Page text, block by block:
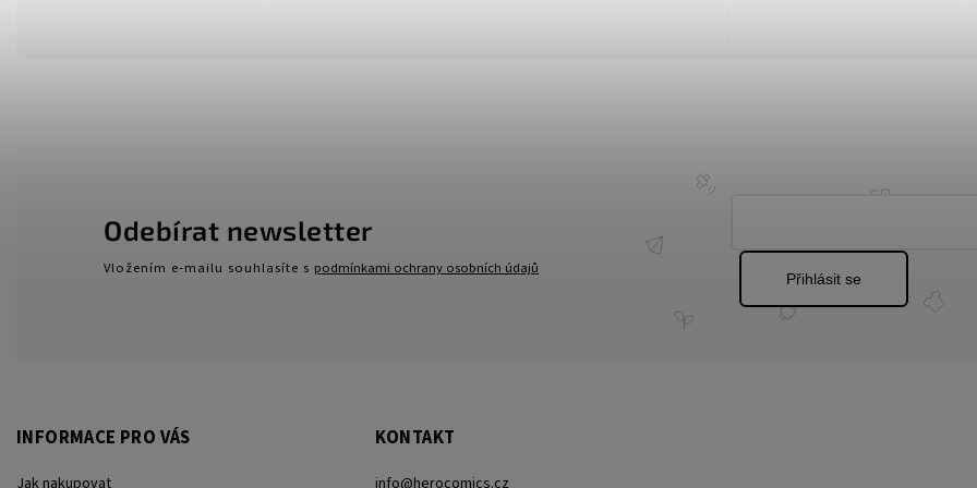
INFORMACE PRO VÁS KONTAKT
Odebírat newsletter
Vložením e-mailu souhlasíte s podmínkami ochrany osobních údajů
Přihlásit se